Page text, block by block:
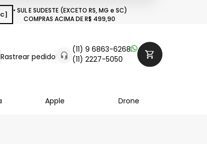
• SUL E SUDESTE (EXCETO RS, MG e SC)
COMPRAS ACIMA DE R$ 499,90
Rastrear pedido
(11) 9 6863-6268
(11) 2227-5050
Apple Drone